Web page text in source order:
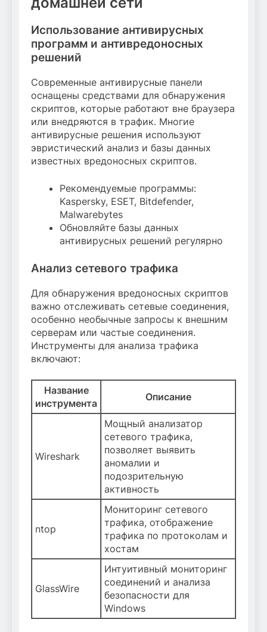
Использование антивирусных
программ и антивредоносных
решений
Современные антивирусные панели
оснащены средствами для обнаружения
скриптов, которые работают вне браузера
или внедряются в трафик. Многие
антивирусные решения используют
эвристический анализ и базы данных
известных вредоносных скриптов.
Рекомендуемые программы:
Kaspersky, ESET, Bitdefender,
Malwarebytes
Обновляйте базы данных
антивирусных решений регулярно
Анализ сетевого трафика
Для обнаружения вредоносных скриптов
важно отслеживать сетевые соединения,
особенно необычные запросы к внешним
серверам или частые соединения.
Инструменты для анализа трафика
включают:
Название
инструмента
Описание
Wireshark
Мощный анализатор
сетевого трафика,
позволяет выявить
аномалии и
подозрительную
активность
ntop
Мониторинг сетевого
трафика, отображение
трафика по протоколам и
хостам
GlassWire
Интуитивный мониторинг
соединений и анализа
безопасности для
Windows